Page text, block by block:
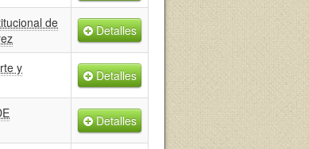
de
Detalles
y
Detalles
Detalles